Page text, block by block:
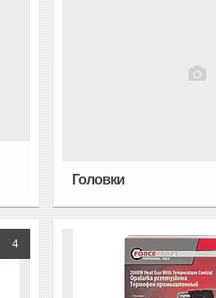
Головки
4